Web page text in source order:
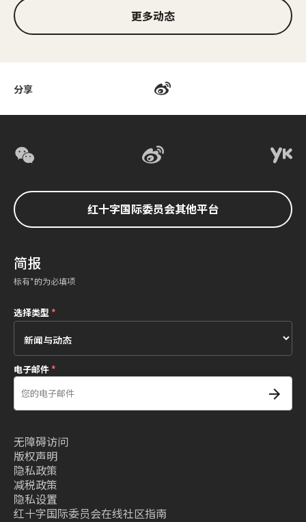
分享
更多动态
红十字国际委员会其他平台
简报
标有*的为必填项
选择类型*
电子邮件*
无障碍访问
版权声明
隐私政策
减税政策
隐私设置
红十字国际委员会在线社区指南